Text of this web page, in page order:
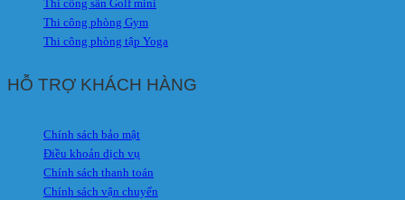
Thi công sân Golf mini
Thi công phòng Gym
Thi công phòng tập Yoga
HỖ TRỢ KHÁCH HÀNG
Chính sách bảo mật
Điều khoản dịch vụ
Chính sách thanh toán
Chính sách vận chuyển